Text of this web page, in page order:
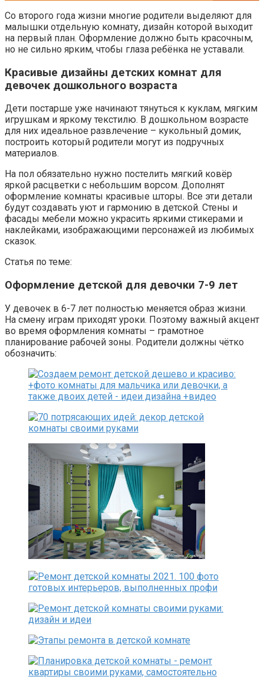
Со второго года жизни многие родители выделяют для
малышки отдельную комнату, дизайн которой выходит
на первый план. Оформление должно быть красочным,
но не сильно ярким, чтобы глаза ребёнка не уставали.
Красивые дизайны детских комнат для
девочек дошкольного возраста
Дети постарше уже начинают тянуться к куклам, мягким
игрушкам и яркому текстилю. В дошкольном возрасте
для них идеальное развлечение – кукольный домик,
построить который родители могут из подручных
материалов.
На пол обязательно нужно постелить мягкий ковёр
яркой расцветки с небольшим ворсом. Дополнят
оформление комнаты красивые шторы. Все эти детали
будут создавать уют и гармонию в детской. Стены и
фасады мебели можно украсить яркими стикерами и
наклейками, изображающими персонажей из любимых
сказок.
Статья по теме:
Оформление детской для девочки 7-9 лет
У девочек в 6-7 лет полностью меняется образ жизни.
На смену играм приходят уроки. Поэтому важный акцент
во время оформления комнаты – грамотное
планирование рабочей зоны. Родители должны чётко
обозначить: